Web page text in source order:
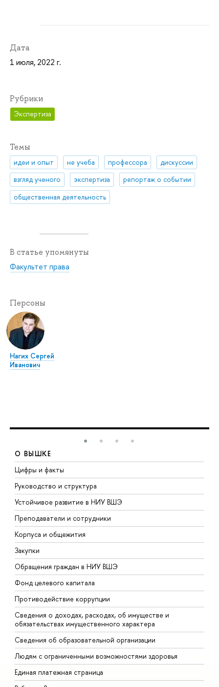
Дата
1 июля, 2022 г.
Рубрики
Экспертиза
Темы
идеи и опыт не учеба профессора
дискуссии
взгляд ученого
экспертиза
репортаж о событии
общественная деятельность
В статье упомянуты
Факультет права
Персоны
Нагих Сергей
Иванович
О ВЫШКЕ
Цифры и факты
Руководство и структура
Устойчивое развитие в НИУ ВШЭ
Преподаватели и сотрудники
Корпуса и общежития
Закупки
Обращения граждан в НИУ ВШЭ
Фонд целевого капитала
Противодействие коррупции
Сведения о доходах, расходах, об имуществе и
обязательствах имущественного характера
Сведения об образовательной организации
Людям с ограниченными возможностями здоровья
Единая платежная страница